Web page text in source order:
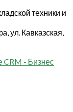
техники и
ул. Кавказская,
CRM - Бизнес